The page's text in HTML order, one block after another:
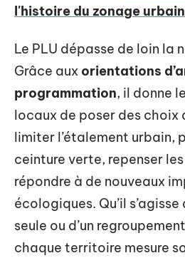
l'histoire du zonage urbain
Le PLU dépasse de loin la
Grâce aux orientations
programmation, il donne
locaux de poser des choix
limiter l’étalement urbain,
ceinture verte, repenser
répondre à de nouveaux
écologiques. Qu’il s’agisse
seule ou d’un
chaque territoire mesure